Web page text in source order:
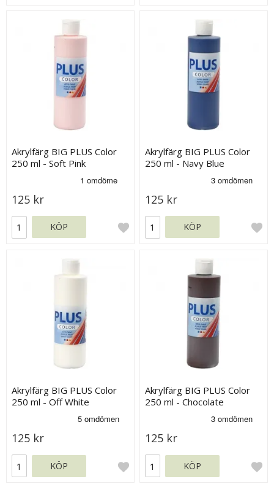
Akrylfärg BIG PLUS Color
250 ml - Soft Pink
125 kr
KÖP
Akrylfärg BIG PLUS Color
250 ml - Navy Blue
125 kr
KÖP
Akrylfärg BIG PLUS Color
250 ml - Off White
125 kr
KÖP
Akrylfärg BIG PLUS Color
250 ml - Chocolate
125 kr
KÖP